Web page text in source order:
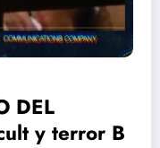
DEL
y terror B